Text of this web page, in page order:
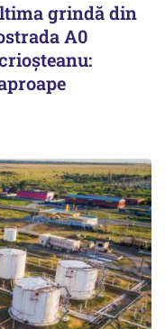
grindă din
A0